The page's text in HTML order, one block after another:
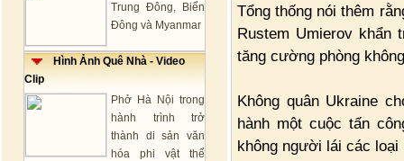
Trung Đông, Biển
Đông và Myanmar
Hình Ảnh Quê Nhà - Video
Clip
Phở Hà Nội trong
hành trình trở
thành di sản văn
hóa phi vật thể
Tổng thống nói thêm
Rustem Umierov
tăng cường phòng
Không quân Ukraine
hành một cuộc tấn
không người lái các loại